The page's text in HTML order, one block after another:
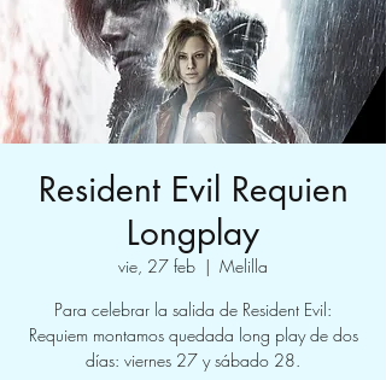
Resident Evil Requien
Longplay
vie, 27 feb
  |
Melilla
Para celebrar la salida de Resident Evil:
Requiem montamos quedada long play de dos
días: viernes 27 y sábado 28.